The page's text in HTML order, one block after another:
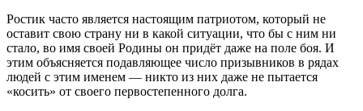
Ростик часто является настоящим патриотом, который не
оставит свою страну ни в какой ситуации, что бы с ним ни
стало, во имя своей Родины он придёт даже на поле боя. И
этим объясняется подавляющее число призывников в рядах
людей с этим именем — никто из них даже не пытается
«косить» от своего первостепенного долга.